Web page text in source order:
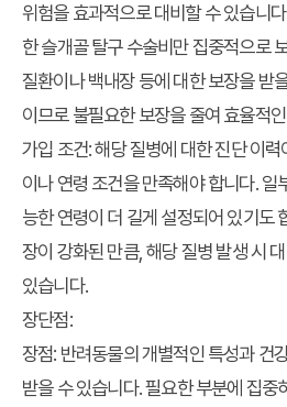
위험을 효과적으로 대비할 수 있습니
한 슬개골 탈구 수술비만 집중적으로
질환이나 백내장 등에 대한 보장을 받
이므로 불필요한 보장을 줄여 효율적
가입 조건:해당 질병에 대한 진단 이
이나 연령 조건을 만족해야 합니다. 일
능한 연령이 더 길게 설정되어 있기도
장이 강화된 만큼, 해당 질병 발생 시
있습니다.
장단점:
장점: 반려동물의 개별적인 특성과 건
받을 수 있습니다. 필요한 부분에 집중